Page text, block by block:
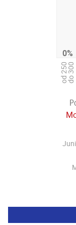
0%
od 250do 300